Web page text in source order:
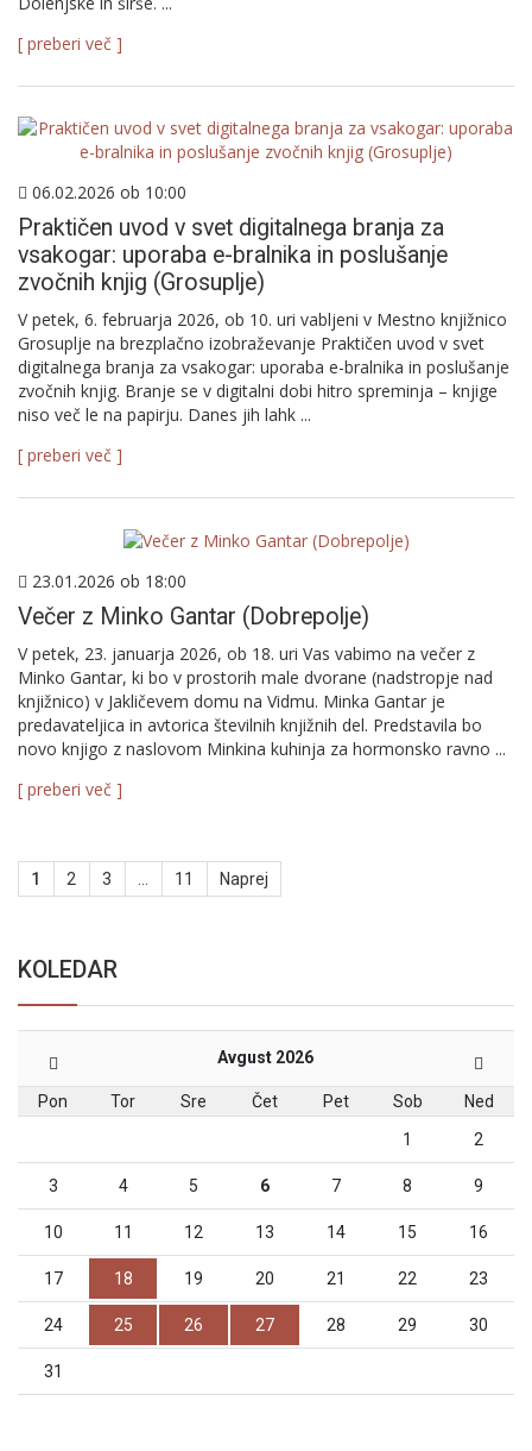
[ preberi več ]
06.02.2026 ob 10:00
Praktičen uvod v svet digitalnega branja za
vsakogar: uporaba e-bralnika in poslušanje
zvočnih knjig (Grosuplje)
V petek, 6. februarja 2026, ob 10. uri vabljeni v Mestno knjižnico
Grosuplje na brezplačno izobraževanje Praktičen uvod v svet
digitalnega branja za vsakogar: uporaba e-bralnika in poslušanje
zvočnih knjig. Branje se v digitalni dobi hitro spreminja – knjige
niso več le na papirju. Danes jih lahk ...
[ preberi več ]
23.01.2026 ob 18:00
Večer z Minko Gantar (Dobrepolje)
V petek, 23. januarja 2026, ob 18. uri Vas vabimo na večer z
Minko Gantar, ki bo v prostorih male dvorane (nadstropje nad
knjižnico) v Jakličevem domu na Vidmu. Minka Gantar je
predavateljica in avtorica številnih knjižnih del. Predstavila bo
novo knjigo z naslovom Minkina kuhinja za hormonsko ravno ...
[ preberi več ]
Številčenje
prispevkov
1 2 3 11 Naprej
KOLEDAR
Avgust 2026
Pon Tor Sre Čet Pet Sob
Ned
1
2
3 4 5 6 7 8 9
10 11 12 13 14 15 16
17 18 19 20 21 22 23
24 25 26 27 28 29 30
31